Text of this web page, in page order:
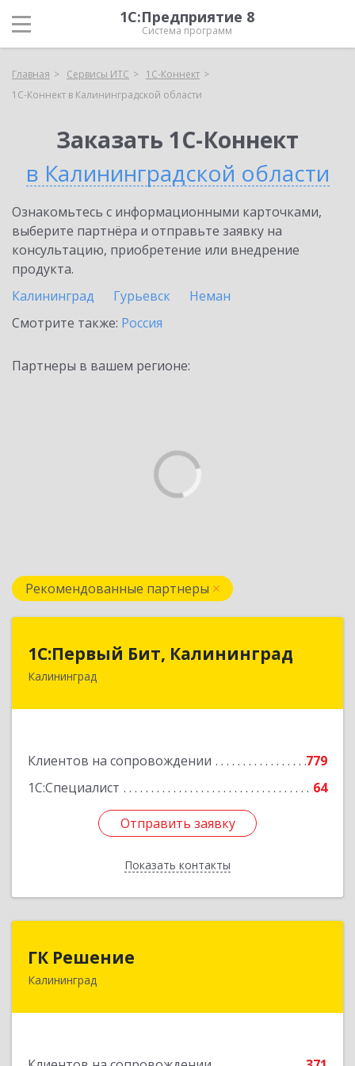
1С:Предприятие 8
Система программ
Главная Сервисы ИТС
1С-Коннект
1С-Коннект в Калининградской области
Заказать 1С-Коннект
в Калининградской области
Ознакомьтесь с информационными карточками,
выберите партнёра и отправьте заявку на
консультацию, приобретение или внедрение
продукта.
Калининград
Гурьевск
Неман
Смотрите также: Россия
Партнеры в вашем регионе:
Рекомендованные партнеры
1С:Первый Бит, Калининград
Калининград
Клиентов на сопровождении
779
1С:Специалист
64
Отправить заявку
Показать контакты
1С:Первый Бит, Калининград
236006, Калининградская обл, Калининград г,
Отправить заявку
Назад
ГК Решение
Калининград
236038, Калининградская обл, Калининград г,